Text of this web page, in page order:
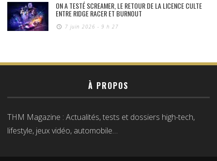
ON A TESTÉ SCREAMER, LE RETOUR DE LA LICENCE CULTE
ENTRE RIDGE RACER ET BURNOUT
7 juin 2026 - 9 h 27
À PROPOS
THM Magazine : Actualités, tests et dossiers high-tech,
lifestyle, jeux vidéo, automobile…